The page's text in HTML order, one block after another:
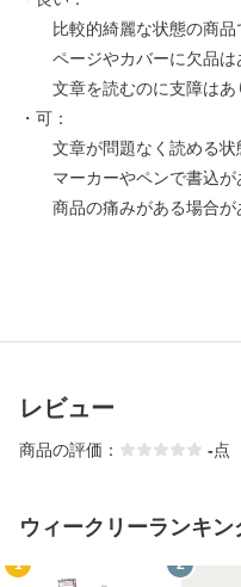
比較的綺麗な状態の商品
ページやカバーに欠品は
文章を読むのに支障はあ
・可：
文章が問題なく読める状
マーカーやペンで書込が
商品の痛みがある場合が
レビュー
商品の評価： -点
ウィークリーランキン
1 2